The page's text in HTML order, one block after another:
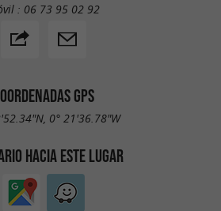
: 06 73 95 02 92
GPS
0° 21'36.78"W
HACIA ESTE LUGAR